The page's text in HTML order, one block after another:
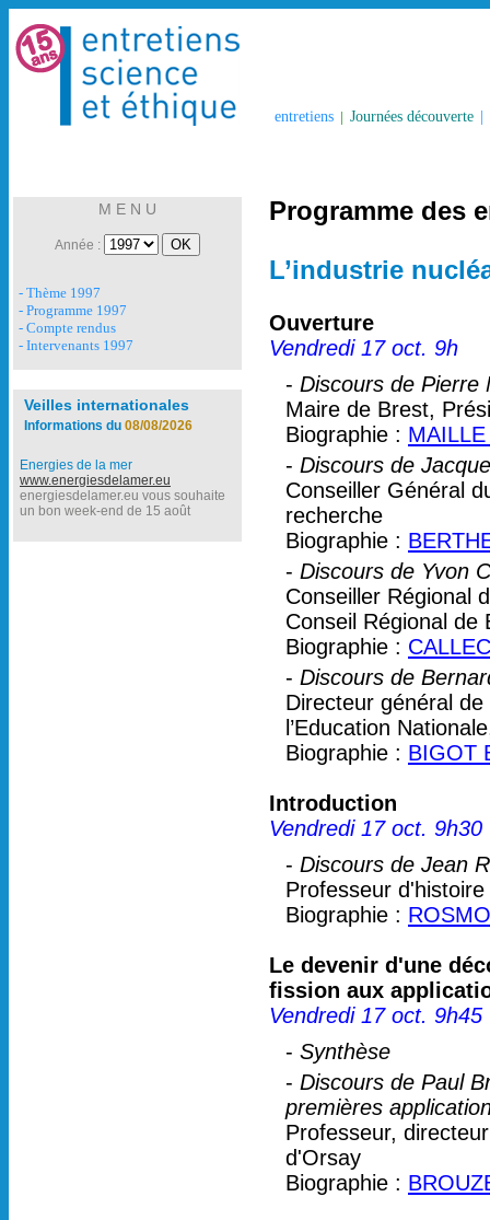
entretiens | Journées découverte
M E N U
Année :
- Thème 1997
- Programme 1997
- Compte rendus
- Intervenants 1997
Veilles internationales
Informations du 08/08/2026
Energies de la mer
www.energiesdelamer.eu
energiesdelamer.eu vous souhaite
un bon week-end de 15 août
Programme des
L’industrie
Ouverture
Vendredi 17 oct. 9h
- Discours de Pierre
Maire de Brest,
Biographie :
- Discours de
Conseiller Général
recherche
Biographie :
- Discours de Yvon
Conseiller Régional
Conseil Régional de
Biographie :
- Discours de
Directeur général
l’Education
Biographie : BIGOT
Introduction
Vendredi 17 oct. 9h30
- Discours de Jean
Professeur
Biographie :
Le devenir d'une
fission aux
Vendredi 17 oct. 9h45
- Synthèse
- Discours de Paul
premières
Professeur,
d'Orsay
Biographie :